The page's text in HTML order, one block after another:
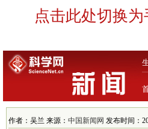
点击此处切换
作者：吴兰 来源： 中国新闻网 发布时间：